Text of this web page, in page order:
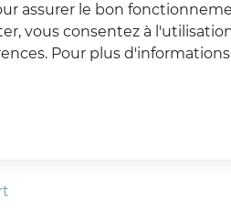
assurer le bon
vous consentez à
Pour plus